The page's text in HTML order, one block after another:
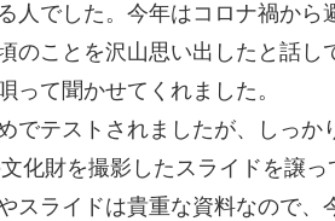
人でした。今年はコロナ禍から
のことを沢山思い出したと話し
って聞かせてくれました。
でテストされましたが、しっか
化財を撮影したスライドを譲
スライドは貴重な資料なので、